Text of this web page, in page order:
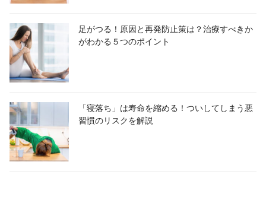
足がつる！原因と再発防止策は？治療すべきか
がわかる５つのポイント
「寝落ち」は寿命を縮める！ついしてしまう悪
習慣のリスクを解説